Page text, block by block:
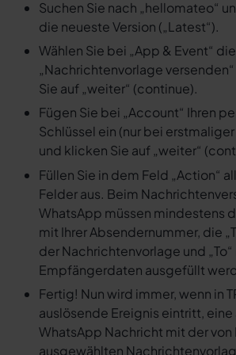
Suchen Sie nach „hellomateo“
die neueste Version („Latest“).
Wählen Sie bei „App & Event“
„Nachrichtenvorlage
Sie auf „weiter“ (continue).
Fügen Sie bei „Account“ Ihren
Schlüssel ein (nur bei
und klicken Sie auf „weiter“
Füllen Sie in dem Feld „Action“
Felder aus. Beim
WhatsApp müssen mindestens
mit Ihrer Absendernummer, die
der Nachrichtenvorlage und
Empfängerdaten ausgefüllt
Fertig! Nun wird immer, wenn in
auslösende Ereignis eintritt,
WhatsApp Nachricht mit der von
ausgewählten